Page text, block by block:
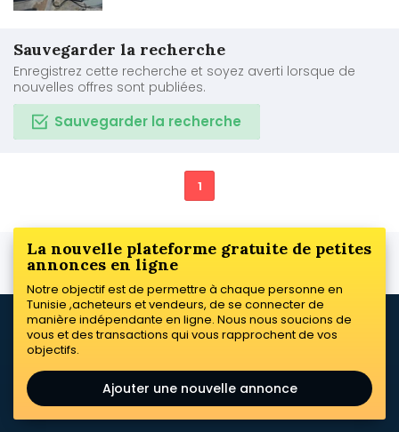
Sauvegarder la recherche
Enregistrez cette recherche et soyez averti lorsque de
nouvelles offres sont publiées.
Sauvegarder la recherche
1
La nouvelle plateforme gratuite de petites
annonces en ligne
Notre objectif est de permettre à chaque personne en
Tunisie ,acheteurs et vendeurs, de se connecter de
manière indépendante en ligne. Nous nous soucions de
vous et des transactions qui vous rapprochent de vos
objectifs.
Ajouter une nouvelle annonce